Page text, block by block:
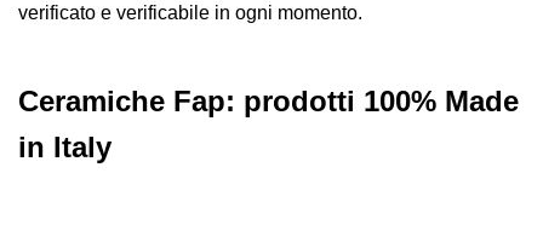
verificato e verificabile in ogni momento.
Ceramiche Fap: prodotti 100% Made
in Italy